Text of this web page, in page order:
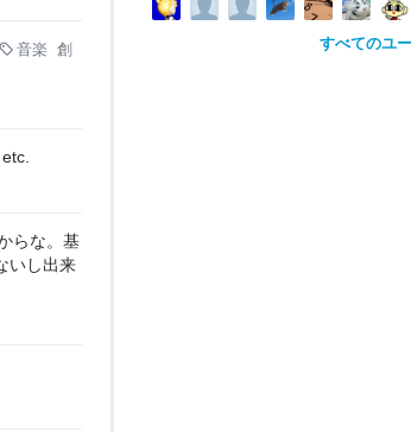
音楽
創
らな。基
いし出来
すべてのユ